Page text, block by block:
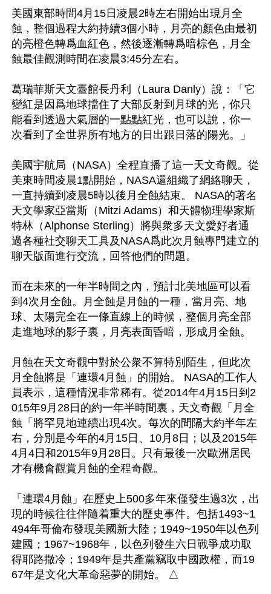
美國東部時間4月15日凌晨2時左右開始出現月全
蝕，整個過程大約持續3個小時，月亮的顏色由最初
的亮橙色轉爲血紅色，然後逐漸轉爲暗棕色，月全
蝕最佳觀測時間在凌晨3:45分左右。
葛瑞菲斯天文臺館長丹利（Laura Danly）說：「它
變紅是因爲地球擋住了大部反射到月球的光，你只
能看到透過大氣層的一點點紅光，也可以說，你一
次看到了全世界所有地方的日出跟日落的陽光。」
美國宇航局（NASA）全程直播了這一天文奇觀。從
美東時間凌晨1點開始，NASA還組織了網絡聊天，
一直持續到凌晨5時以後月全蝕結束。 NASA的著名
天文學家亞當斯（Mitzi Adams）和天體物理學家斯
特林（Alphonse Sterling）將與衆多天文愛好者通
過各種社交聊天工具及NASA爲此次月蝕專門建立的
聊天版面進行交流，回答他們的問題。
而在未來的一年半時間之內，預計北美地區可以看
到4次月全蝕。月全蝕是月蝕的一種，當月亮、地
球、太陽完全在一條直線上的時候，整個月亮全部
走進地球的影子裏，月亮表面昏暗，形成月全蝕。
月蝕在天文奇觀中對於公衆不算特別陌生，但此次
月全蝕將是「連環4月蝕」的開始。 NASA的工作人
員表示，這種情況非常稀有。從2014年4月15日到2
015年9月28日的約一年半時間裏，天文奇觀「月全
蝕「將罕見地連續出現4次。每次的間隔大約半年左
右，分別是今年的4月15日、10月8日；以及2015年
4月4日和2015年9月28日。只有最後一次歐洲居民
才有機會觀賞月蝕的全程奇觀。
「連環4月蝕」在歷史上500多年來僅發生過3次，出
現的時候往往伴隨着重大的歷史事件。包括1493~1
494年哥倫布發現美國新大陸；1949~1950年以色列
建國；1967~1968年，以色列發生六日戰爭成功取
得耶路撒冷；1949年是共產黨竊取中國政權，而19